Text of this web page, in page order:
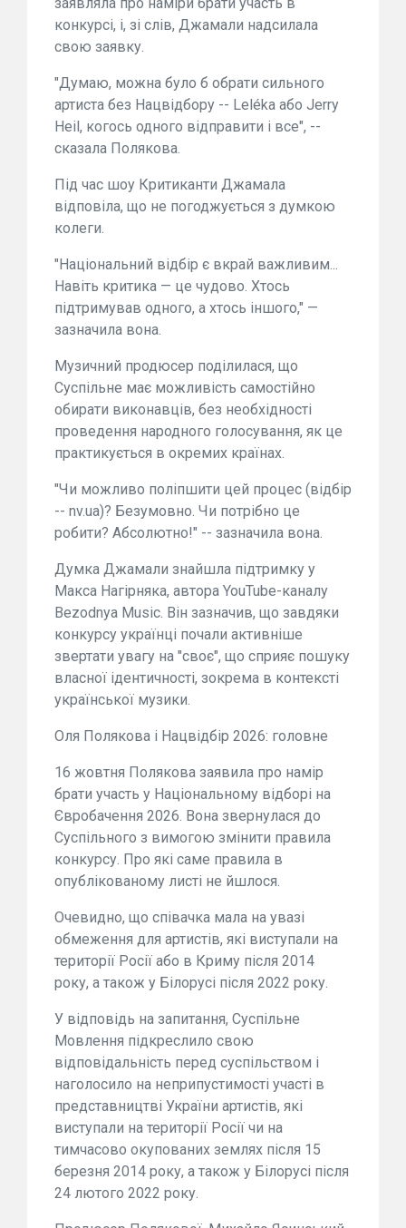
конкурсі, і, зі слів, Джамали надсилала
свою заявку.
"Думаю, можна було б обрати сильного
артиста без Нацвідбору -- Leléka або Jerry
Heil, когось одного відправити і все", --
сказала Полякова.
Під час шоу Критиканти Джамала
відповіла, що не погоджується з думкою
колеги.
"Національний відбір є вкрай важливим...
Навіть критика — це чудово. Хтось
підтримував одного, а хтось іншого," —
зазначила вона.
Музичний продюсер поділилася, що
Суспільне має можливість самостійно
обирати виконавців, без необхідності
проведення народного голосування, як це
практикується в окремих країнах.
"Чи можливо поліпшити цей процес (відбір
-- nv.ua)? Безумовно. Чи потрібно це
робити? Абсолютно!" -- зазначила вона.
Думка Джамали знайшла підтримку у
Макса Нагірняка, автора YouTube-каналу
Bezodnya Music. Він зазначив, що завдяки
конкурсу українці почали активніше
звертати увагу на "своє", що сприяє пошуку
власної ідентичності, зокрема в контексті
української музики.
Оля Полякова і Нацвідбір 2026: головне
16 жовтня Полякова заявила про намір
брати участь у Національному відборі на
Євробачення 2026. Вона звернулася до
Суспільного з вимогою змінити правила
конкурсу. Про які саме правила в
опублікованому листі не йшлося.
Очевидно, що співачка мала на увазі
обмеження для артистів, які виступали на
території Росії або в Криму після 2014
року, а також у Білорусі після 2022 року.
У відповідь на запитання, Суспільне
Мовлення підкреслило свою
відповідальність перед суспільством і
наголосило на неприпустимості участі в
представництві України артистів, які
виступали на території Росії чи на
тимчасово окупованих землях після 15
березня 2014 року, а також у Білорусі після
24 лютого 2022 року.